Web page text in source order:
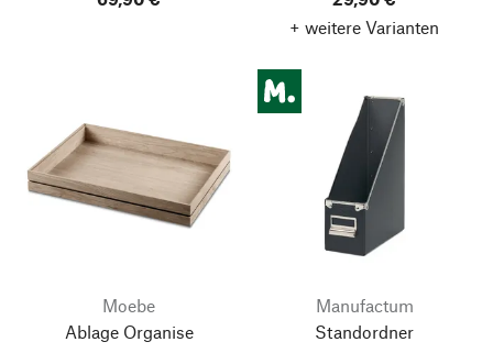
+ weitere Varianten
Moebe
Ablage Organise
Manufactum
Standordner